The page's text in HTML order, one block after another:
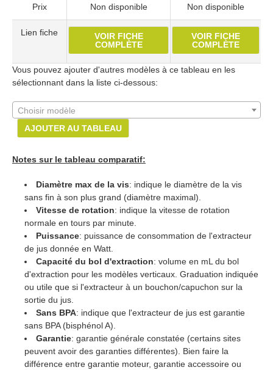
Prix Non disponible Non disponible
Lien fiche
VOIR FICHE
COMPLÈTE
VOIR FICHE
COMPLÈTE
Vous pouvez ajouter d'autres modèles à ce tableau en les
sélectionnant dans la liste ci-dessous:
Choisir modèle
AJOUTER AU TABLEAU
Notes sur le tableau comparatif:
Diamètre max de la vis: indique le diamètre de la vis
sans fin à son plus grand (diamètre maximal).
Vitesse de rotation: indique la vitesse de rotation
normale en tours par minute.
Puissance: puissance de consommation de l'extracteur
de jus donnée en Watt.
Capacité du bol d'extraction: volume en mL du bol
d'extraction pour les modèles verticaux. Graduation indiquée
ou utile que si l'extracteur à un bouchon/capuchon sur la
sortie du jus.
Sans BPA: indique que l'extracteur de jus est garantie
sans BPA (bisphénol A).
Garantie: garantie générale constatée (certains sites
peuvent avoir des garanties différentes). Bien faire la
différence entre garantie moteur, garantie accessoire ou